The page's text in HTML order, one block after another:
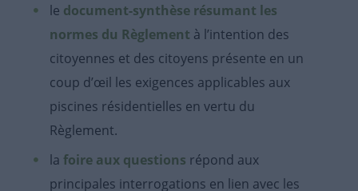
le document-synthèse résumant les
normes du Règlement à l’intention des
citoyennes et des citoyens présente en un
coup d’œil les exigences applicables aux
piscines résidentielles en vertu du
Règlement.
la foire aux questions répond aux
principales interrogations en lien avec les